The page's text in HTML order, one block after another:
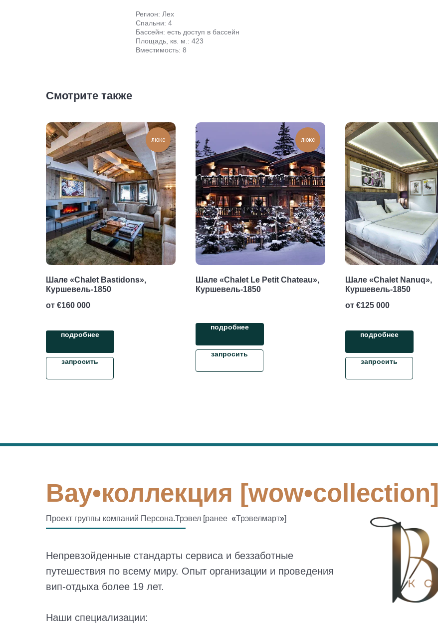
Регион: Лех
Спальни: 4
Бассейн: есть доступ в бассейн
Площадь, кв. м.: 423
Вместимость: 8
Смотрите также
люкс
Шале «Chalet Bastidons»,
Куршевель-1850
от €160 000
подробнее
запросить
люкс
Шале «Chalet Le Petit Chateau»,
Куршевель-1850
подробнее
запросить
Шале «Chalet Nanuq»,
Куршевель-1850
от €125 000
подробнее
запросить
Вау•коллекция [wow•collection]
Проект группы компаний Персона.Трэвел [ранее «Трэвелмарт»]
Непревзойденные стандарты сервиса и беззаботные
путешествия по всему миру. Опыт организации и проведения
вип-отдыха более 19 лет.
Наши специализации: